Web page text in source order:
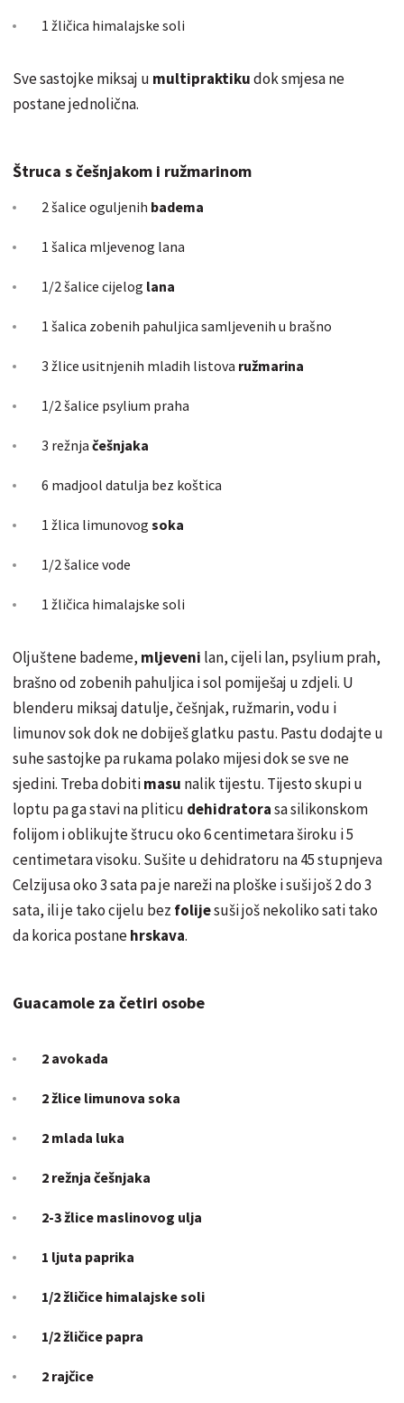
1 žličica himalajske soli
Sve sastojkemiksaj u multipraktikudok smjesa ne
postane jednolična.
Štruca s češnjakom i ružmarinom
2 šalice oguljenih badema
1 šalica mljevenog lana
1/2 šalice cijelog lana
1 šalica zobenih pahuljica samljevenih u brašno
3 žlice usitnjenih mladih listova ružmarina
1/2 šalice psylium praha
3 režnja češnjaka
6 madjool datulja bez koštica
1 žlica limunovog soka
1/2 šalice vode
1 žličica himalajske soli
Oljuštene bademe, mljeveni lan, cijeli lan, psyliumprah,
brašno od zobenih pahuljica i sol pomiješaj u zdjeli. U
blenderu miksaj datulje, češnjak, ružmarin, vodu i
limunov sok dok ne dobiješ glatku pastu. Pastu dodajte u
suhe sastojke pa rukama polako mijesi dok se sve ne
sjedini. Treba dobitimasu nalik tijestu. Tijesto skupi u
loptu pa ga stavi na pliticu dehidratorasa silikonskom
folijom i oblikujte štrucu oko 6 centimetara široku i 5
centimetara visoku. Sušite u dehidratoru na 45 stupnjeva
Celzijusa oko 3 sata pa je nareži na ploške i suši još 2 do 3
sata, ili je tako cijelu bez folijesuši još nekoliko sati tako
da korica postanehrskava.
Guacamole za četiri osobe
2 avokada
2 žlice limunova soka
2 mlada luka
2 režnja češnjaka
2-3 žlice maslinovog ulja
1 ljuta paprika
1/2 žličice himalajske soli
1/2 žličice papra
2 rajčice